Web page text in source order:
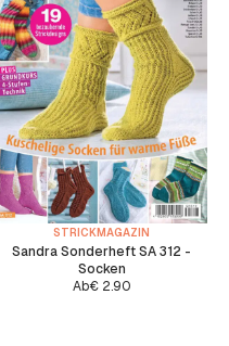
STRICKMAGAZIN
Sandra Sonderheft SA 312 -
Socken
Ab€2.90